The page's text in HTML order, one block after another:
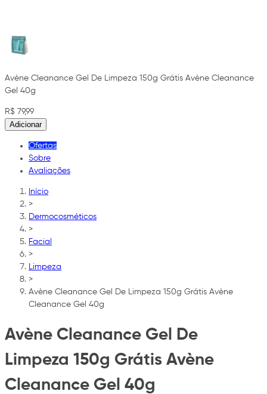
Avène Cleanance Gel De Limpeza 150g Grátis Avène Cleanance
Gel 40g
R$ 79,99
Adicionar
Ofertas
Sobre
Avaliações
Início
>
Dermocosméticos
>
Facial
>
Limpeza
>
Avène Cleanance Gel De Limpeza 150g Grátis Avène
Cleanance Gel 40g
Avène Cleanance Gel De
Limpeza 150g Grátis Avène
Cleanance Gel 40g